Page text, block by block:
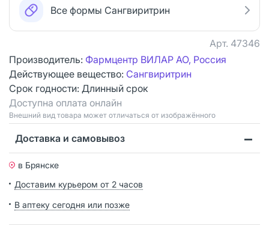
Все формы Сангвиритрин
Арт. 47346
Производитель: Фармцентр ВИЛАР АО, Россия
Действующее вещество: Сангвиритрин
Срок годности: Длинный срок
Доступна оплата онлайн
Bнешний вид товара может отличаться от изображённого
Доставка и самовывоз
в Брянске
Доставим курьером от 2 часов
В аптеку сегодня или позже